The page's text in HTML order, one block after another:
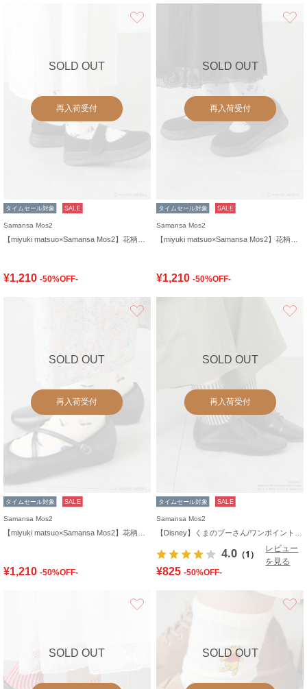
SOLD OUT
再入荷受付
タイムセール対象 SALE
Samansa Mos2
¥1,210 -50%OFF-
SOLD OUT
再入荷受付
タイムセール対象 SALE
Samansa Mos2
¥1,210 -50%OFF-
SOLD OUT
再入荷受付
タイムセール対象 SALE
Samansa Mos2
¥1,210 -50%OFF-
SOLD OUT
再入荷受付
タイムセール対象 SALE
Samansa Mos2
4.0 （1）
レビュー
を見る
¥825 -50%OFF-
SOLD OUT SOLD OUT